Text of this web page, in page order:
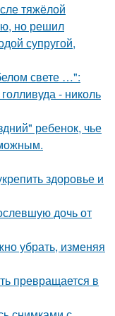
тяжёлой
но решил
супругой,
свете …":
- николь
ребенок, чье
здоровье и
дочь от
убрать, изменяя
превращается в